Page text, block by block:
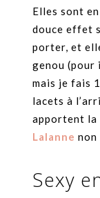
Elles sont
douce effet
porter, et
genou (pour
mais je fais
lacets à
apportent la
Lalanne non
Sexy